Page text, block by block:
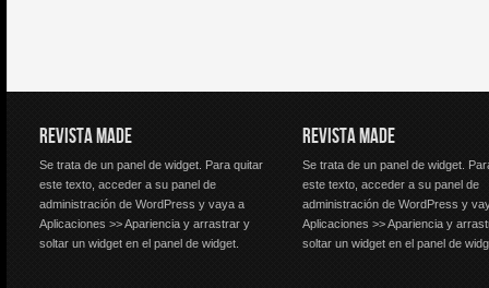
REVISTA MADE
Se trata de un panel de widget. Para quitar
este texto, acceder a su panel de
administración de WordPress y vaya a
Aplicaciones >> Apariencia y arrastrar y
soltar un widget en el panel de widget.
REVISTA MADE
Se trata de un panel de widget.
este texto, acceder a su panel de
administración de WordPress y
Aplicaciones >> Apariencia y
soltar un widget en el panel de